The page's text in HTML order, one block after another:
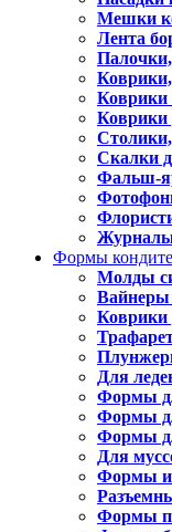
Мешки
Лента
Коврики
Коврики
Скалки
Фальш-
Журналы
Формы
Молды
Вайнеры
Коврики
Для
Формы
Формы
Формы
Для
Формы
Формы